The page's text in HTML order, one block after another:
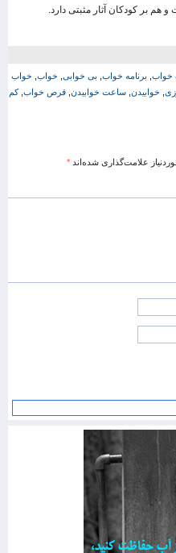
هم بر کودکان آثار مثبتی دارد.
خواب برنامه خواب بی خوابی خواب خواب
خوابیدن ساعت خوابیدن قرص خواب ,کم
علامت‌گذاری شده‌اند *